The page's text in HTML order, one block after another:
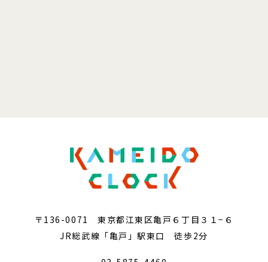
〒136-0071 東京都江東区亀戸６丁目３１−６
JR総武線「亀戸」駅東口 徒歩2分